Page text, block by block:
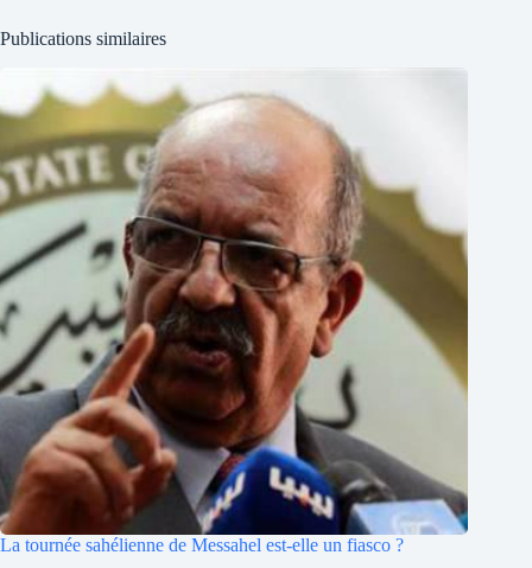
Publications similaires
La tournée sahélienne de Messahel est-elle un fiasco ?